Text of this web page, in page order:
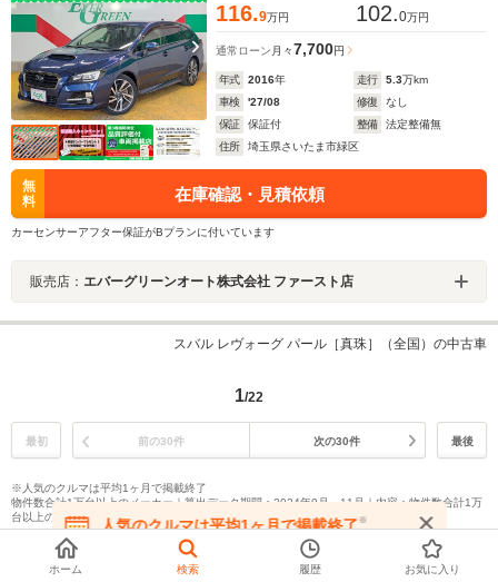
116.9万円 102.0万円
通常ローン 月々7,700円
年式 2016年 走行 5.3万km
車検
'27/08 修復
なし
保証
保証付 整備
法定整備無
住所
埼玉県さいたま市緑区
無
料
在庫確認・見積依頼
カーセンサーアフター保証がBプランに付いています
販売店： エバーグリーンオート株式会社 ファースト店
スバル レヴォーグ パール［真珠］（全国）の中古車
1/22
最初 前の30件 次の30件 最後
※人気のクルマは平均1ヶ月で掲載終了
物件数合計1万台以上のメーカー｜算出データ期間：2024年9月～11月｜内容：物件数合計1万
台以上のメーカーのうち、掲載が終了した物件数が1,000台以上の場合
人気のクルマは平均1ヶ月で掲載終了※
在庫が無くなる前にお問い合わせください
ホーム 検索 履歴 お気に入り